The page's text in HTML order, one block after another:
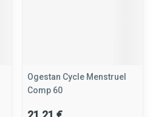
Ogestan Cycle Menstruel
Comp 60